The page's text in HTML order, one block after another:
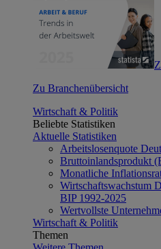
Zu Branchenübersicht
Wirtschaft & Politik
Beliebte Statistiken
Aktuelle Statistiken
Arbeitslosenquote
Bruttoinlandsprodukt
Monatliche
Wirtschaftswachstum
BIP 1992-2025
Wertvollste
Wirtschaft & Politik
Themen